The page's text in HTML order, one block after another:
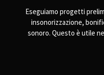
Eseguiamo progetti
insonorizzazione,
sonoro. Questo è utile